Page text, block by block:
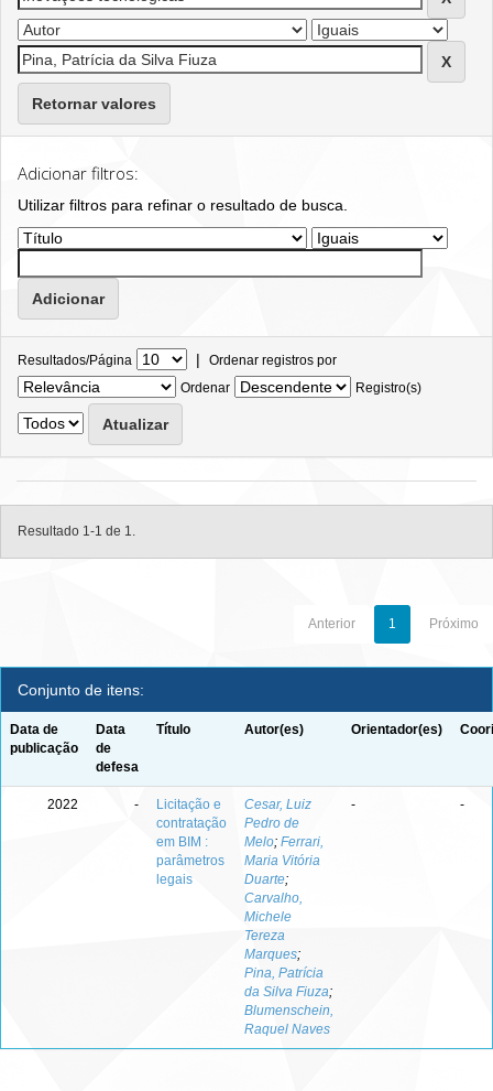
Retornar valores
Adicionar filtros:
Utilizar filtros para refinar o resultado de busca.
Resultados/Página | Ordenar registros por
Ordenar
Registro(s)
Resultado 1-1 de 1.
Anterior 1 Próximo
Conjunto de itens:
Data de
publicação
Data
de
defesa
Título Autor(es) Orientador(es)
2022 -
Licitação e
contratação
em BIM :
parâmetros
legais
Cesar, Luiz
Pedro de
Melo; Ferrari,
Maria Vitória
Duarte;
Carvalho,
Michele
Tereza
Marques;
Pina, Patrícia
da Silva Fiuza;
Blumenschein,
Raquel Naves
- -